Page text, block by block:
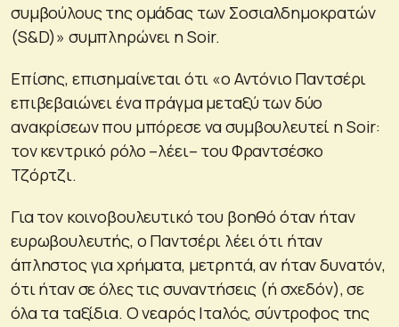
συμβούλους της ομάδας των Σοσιαλδημοκρατών
(S&D)» συμπληρώνει η Soir.
Επίσης, επισημαίνεται ότι «ο Αντόνιο Παντσέρι
επιβεβαιώνει ένα πράγμα μεταξύ των δύο
ανακρίσεων που μπόρεσε να συμβουλευτεί η Soir:
τον κεντρικό ρόλο –λέει– του Φραντσέσκο
Τζόρτζι.
Για τον κοινοβουλευτικό του βοηθό όταν ήταν
ευρωβουλευτής, ο Παντσέρι λέει ότι ήταν
άπληστος για χρήματα, μετρητά, αν ήταν δυνατόν,
ότι ήταν σε όλες τις συναντήσεις (ή σχεδόν), σε
όλα τα ταξίδια. Ο νεαρός Ιταλός, σύντροφος της